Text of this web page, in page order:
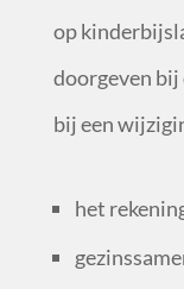
op
doorgeven
bij een
het